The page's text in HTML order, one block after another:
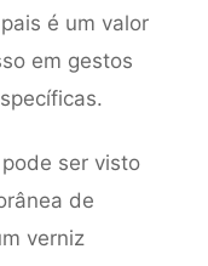
é um valor
em gestos
ser visto
de
verniz